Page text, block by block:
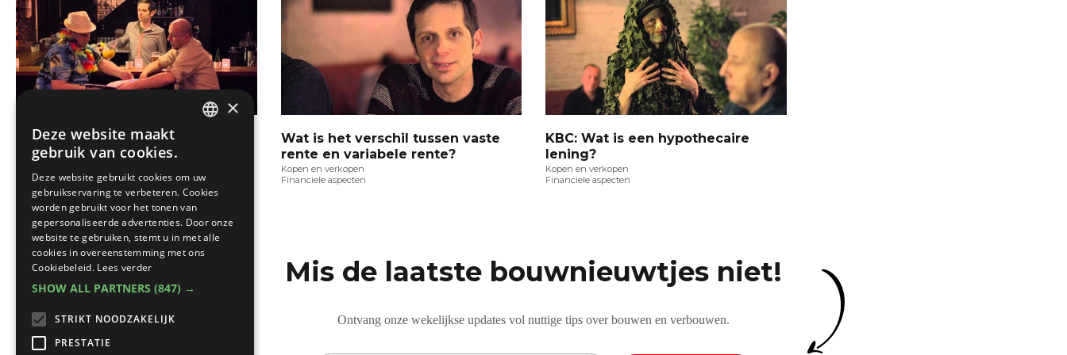
KBC: Wat is een renteherziening?
Kopen en verkopen
Financiele aspecten
Wat is het verschil tussen vaste
rente en variabele rente?
Kopen en verkopen
Financiele aspecten
KBC: Wat is een hypothecaire
lening?
Kopen en verkopen
Financiele aspecten
Mis de laatste bouwnieuwtjes niet!
Ontvang onze wekelijkse updates vol nuttige tips over bouwen en verbouwen.
×
Deze website maakt
gebruik van cookies.
Deze website gebruikt cookies om uw
gebruikservaring te verbeteren. Cookies
worden gebruikt voor het tonen van
gepersonaliseerde advertenties. Door onze
website te gebruiken, stemt u in met alle
cookies in overeenstemming met ons
Cookiebeleid. Lees verder
SHOW ALL PARTNERS (847) →
STRIKT NOODZAKELIJK
PRESTATIE